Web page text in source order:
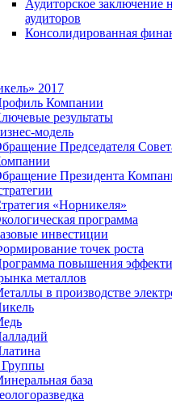
Аудиторское заключение
аудиторов
Консолидированная
2017
Компании
результаты
модель
Председателя
Президента
«Норникеля»
программа
инвестиции
точек роста
повышения
металлов
в производстве
Группы
база